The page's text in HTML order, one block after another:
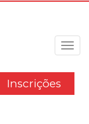
Inscrições